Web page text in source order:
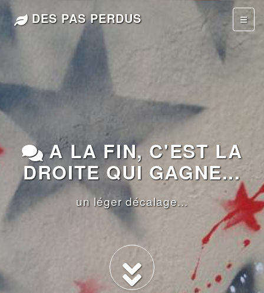
DES PAS PERDUS
A LA FIN, C'EST LA
DROITE QUI GAGNE...
un léger décalage...